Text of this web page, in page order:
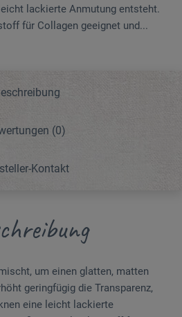
lackierte Anmutung entsteht.
für Collagen geeignet und...
(0)
Kontakt
um einen glatten, matten
geringfügig die Transparenz,
eine leicht lackierte